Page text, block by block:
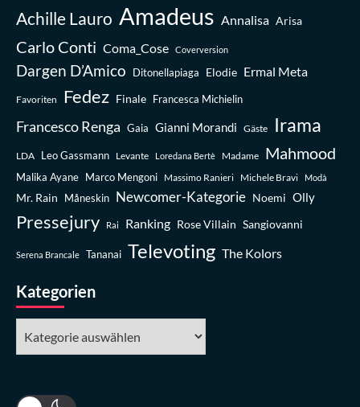
Achille Lauro Amadeus Annalisa Arisa
Carlo Conti Coma_Cose Coverversion
Dargen D’Amico Ditonellapiaga Elodie Ermal Meta
Favoriten Fedez Finale Francesca Michielin
Francesco Renga Gaia Gianni Morandi Gäste Irama
LDA Leo Gassmann Levante Loredana Bertè Madame Mahmood
Malika Ayane Marco Mengoni Massimo Ranieri Michele Bravi Modà
Mr. Rain Måneskin Newcomer-Kategorie Noemi Olly
Pressejury Rai Ranking Rose Villain Sangiovanni
Serena Brancale Tananai Televoting The Kolors
Kategorien